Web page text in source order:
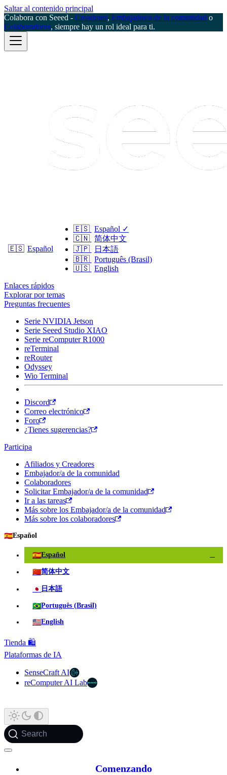
Saltar al contenido principal
Colabora con Seeed - Creadores, Embajador/a de la comunidad o
Colaboradores, siempre hay un rol ideal para ti.
🇪🇸 Español
🇪🇸 Español ✓
🇨🇳 简体中文
🇯🇵
日本語
🇧🇷 Português (Brasil)
🇺🇸 English
Enlaces rápidos
Explorar por temas
Preguntas frecuentes
Serie NVIDIA Jetson
Serie Seeed Studio XIAO
Serie reComputer R1000
reTerminal
reRouter
Odyssey
Wio Terminal
Discord
Correo electrónico
Foro
¿Tienes sugerencias?
Participa
Afiliados y Creadores
Embajador/a de la comunidad
Colaboradores
Solicitar Embajador/a de la comunidad
Ir a las tareas
Más sobre los Embajador/a de la comunidad
Más sobre los colaboradores
🇪🇸Español
🇪🇸Español
🇨🇳简体中文
🇯🇵 日本語
🇧🇷Português (Brasil)
🇺🇸English
Tienda 🛍️
Plataformas de IA
SenseCraft AI
reComputer AI Lab
Search
Comenzando